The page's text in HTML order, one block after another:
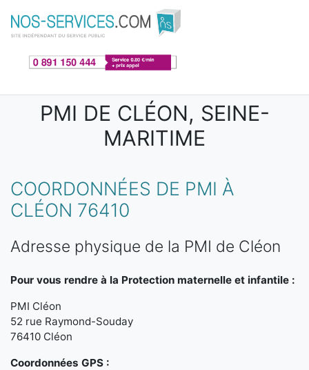
Aller au contenu principal
PMI DE CLÉON, SEINE-
MARITIME
COORDONNÉES DE PMI À
CLÉON 76410
Adresse physique de la PMI de Cléon
Pour vous rendre à la Protection maternelle et infantile :
PMI Cléon
52 rue Raymond-Souday
76410 Cléon
Coordonnées GPS :